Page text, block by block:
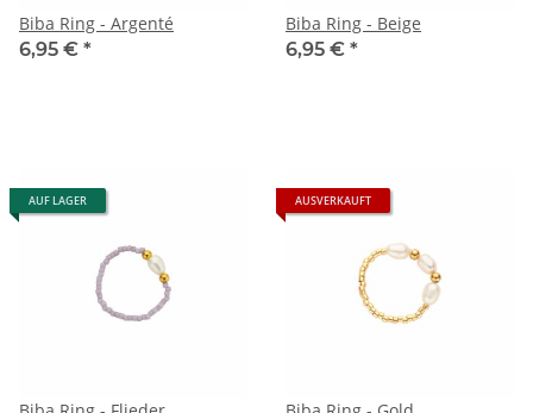
Biba Ring - Argenté
6,95 € *
Biba Ring - Beige
6,95 € *
AUF LAGER AUSVERKAUFT